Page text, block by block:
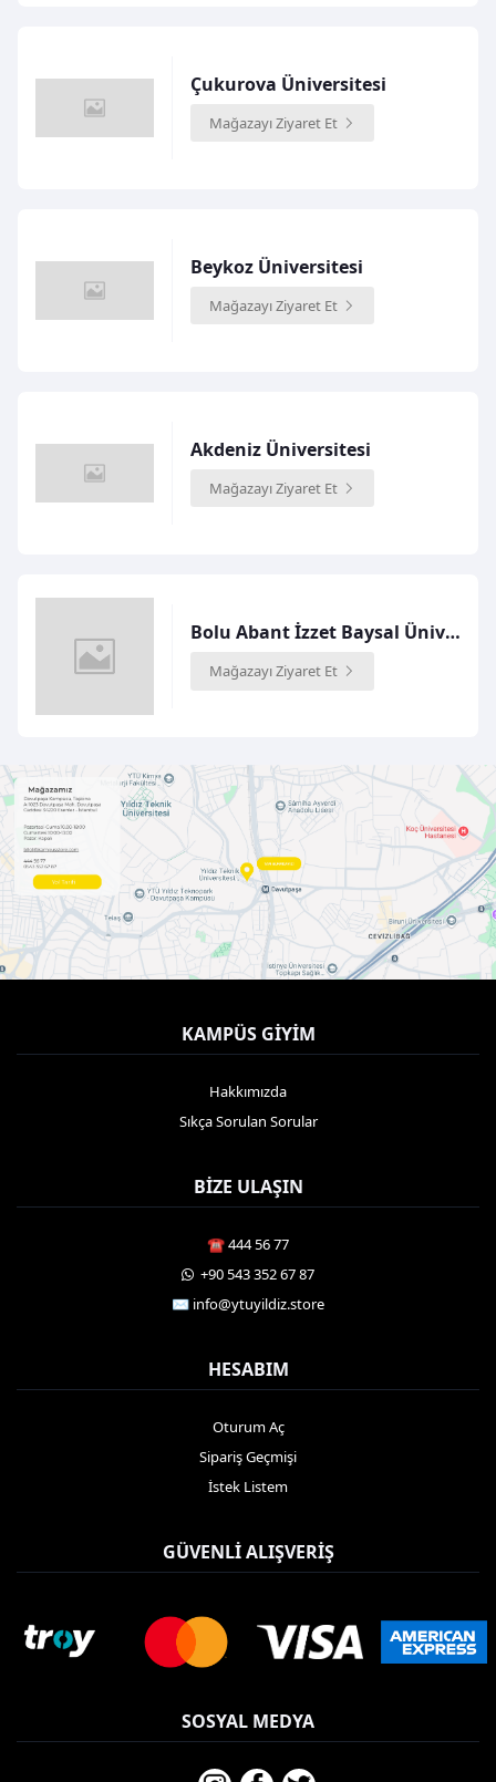
Çukurova Üniversitesi
Mağazayı Ziyaret Et
Beykoz Üniversitesi
Mağazayı Ziyaret Et
Akdeniz Üniversitesi
Mağazayı Ziyaret Et
Bolu Abant İzzet Baysal Üniversitesi
Mağazayı Ziyaret Et
KAMPÜS GIYIM
Hakkımızda
Sıkça Sorulan Sorular
BIZE ULAŞIN
☎️ 444 56 77
️ +90 543 352 67 87
✉️ info@ytuyildiz.store
HESABIM
Oturum Aç
Sipariş Geçmişi
İstek Listem
GÜVENLI ALIŞVERIŞ
SOSYAL MEDYA